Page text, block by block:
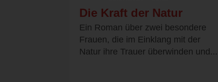
Die Kraft der Natur
Ein Roman über zwei besondere
Frauen, die im Einklang mit der
Natur ihre Trauer überwinden und...